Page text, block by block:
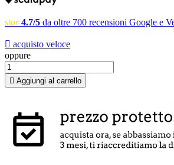
star 4.7/5 da oltre 700 recensioni Google e
 acquisto veloce
oppure
 Aggiungi al carrello